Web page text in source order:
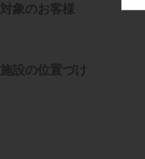
対象のお客様
施設の位置づけ